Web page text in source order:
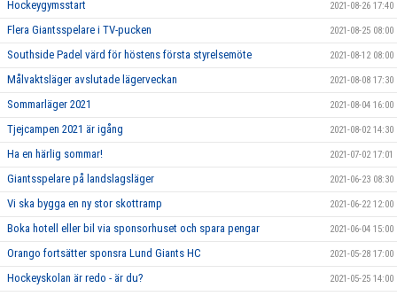
Hockeygymsstart 2021-08-26 17:40
Flera Giantsspelare i TV-pucken 2021-08-25 08:00
Southside Padel värd för höstens första styrelsemöte 2021-08-12 08:00
Målvaktsläger avslutade lägerveckan 2021-08-08 17:30
Sommarläger 2021 2021-08-04 16:00
Tjejcampen 2021 är igång 2021-08-02 14:30
Ha en härlig sommar! 2021-07-02 17:01
Giantsspelare på landslagsläger 2021-06-23 08:30
Vi ska bygga en ny stor skottramp 2021-06-22 12:00
Boka hotell eller bil via sponsorhuset och spara pengar 2021-06-04 15:00
Orango fortsätter sponsra Lund Giants HC 2021-05-28 17:00
Hockeyskolan är redo - är du? 2021-05-25 14:00